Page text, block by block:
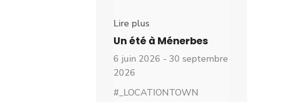
Lire plus
Un été à Ménerbes
6 juin 2026 - 30 septembre
2026
#_LOCATIONTOWN